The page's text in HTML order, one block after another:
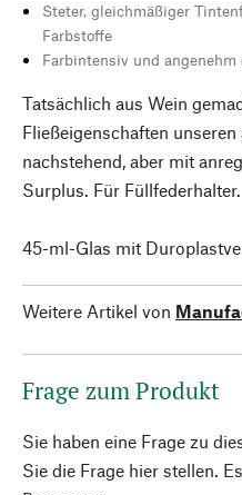
Steter, gleichmäßiger
Farbstoffe
Farbintensiv und
Tatsächlich aus Wein
Fließeigenschaften
nachstehend, aber mit
Surplus. Für Füllfederhalter.
45-ml-Glas mit
Weitere Artikel von
Frage zum Produkt
Sie haben eine Frage zu
Sie die Frage hier stellen.